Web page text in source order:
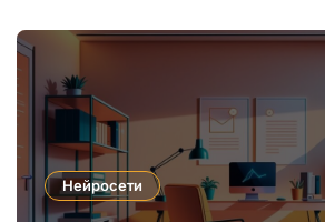
Нейросети